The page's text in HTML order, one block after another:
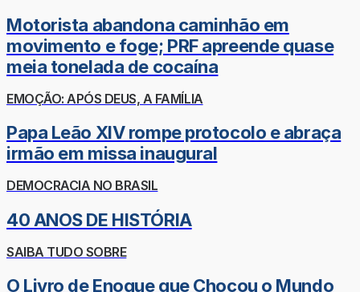
Motorista abandona caminhão em
movimento e foge; PRF apreende quase
meia tonelada de cocaína
EMOÇÃO: APÓS DEUS, A FAMÍLIA
Papa Leão XIV rompe protocolo e abraça
irmão em missa inaugural
DEMOCRACIA NO BRASIL
40 ANOS DE HISTÓRIA
SAIBA TUDO SOBRE
O Livro de Enoque que Chocou o Mundo